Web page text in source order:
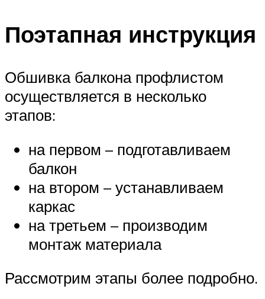
Поэтапная инструкция
Обшивка балкона профлистом
осуществляется в несколько
этапов:
на первом – подготавливаем
балкон
на втором – устанавливаем
каркас
на третьем – производим
монтаж материала
Рассмотрим этапы более подробно.